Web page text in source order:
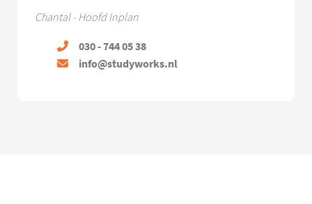
Chantal - Hoofd Inplan
030 - 744 05 38
info@studyworks.nl